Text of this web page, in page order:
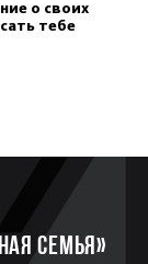
о своих
тебе
семья»